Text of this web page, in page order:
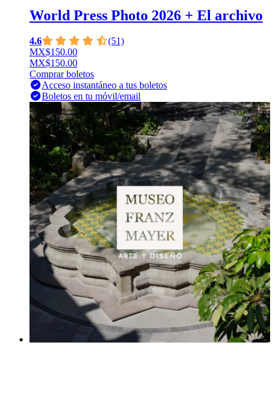
World Press Photo 2026 + El archivo
4.6
(51)
MX$150.00
MX$150.00
Comprar boletos
Acceso instantáneo a tus boletos
Boletos en tu móvil/email